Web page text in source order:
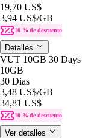
19,70 US$
3,94 US$/GB
10 % de descuento
Detalles
VUT 10GB 30 Days
10GB
30 Dias
3,48 US$/GB
34,81 US$
10 % de descuento
Ver detalles